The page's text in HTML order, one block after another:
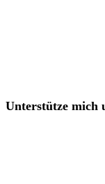
Unterstütze mich